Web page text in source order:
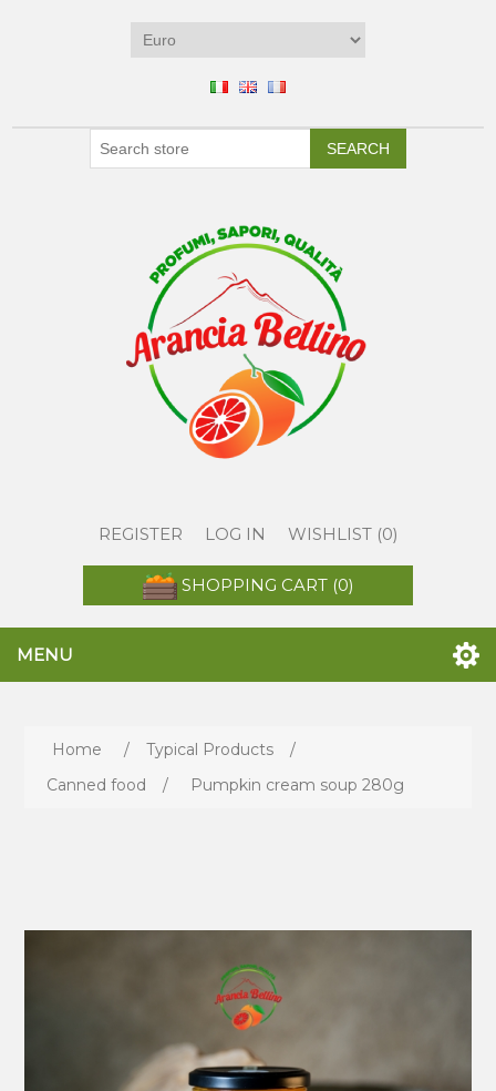
SEARCH
REGISTER LOG IN WISHLIST (0)
SHOPPING CART (0)
MENU
Home / Typical Products
/
Canned food
/ Pumpkin cream soup 280g